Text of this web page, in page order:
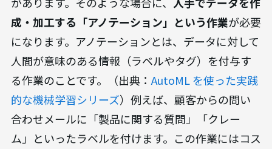
成・加工する「アノテーション」という作業が必要
になります。アノテーションとは、データに対して
人間が意味のある情報（ラベルやタグ）を付与す
る作業のことです。（出典： AutoML を使った実践
的な機械学習シリーズ）例えば、顧客からの問い
合わせメールに「製品に関する質問」「クレー
ム」といったラベルを付けます。この作業にはコス